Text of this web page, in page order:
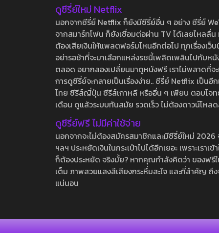
ดูซีรี่ย์ใหม่ Netflix
นอกจากซีรี่ย์ Netflix ก็ยังมีซีรี่ย์อื่น ๆ อย่าง ซีรี่ย์
จากสมาร์ทโฟน ก็ยังเชื่อมต่อผ่าน TV ได้เลยไหลลื่
ต้องเสียเงินให้แพลตฟอร์มไหนอีกต่อไป ทุกเรื่องเว็
อย่ารอช้าที่จะมาเลือกแหล่งรชนี้เพลิดเพลินไปกับห
ตลอด อยากลองเปลี่ยนมาดูหนังฟรี เราไม่พลาดที่
การดูซีรี่ย์จะกลายเป็นเรื่องง่าย.. ซีรี่ย์ Netflix เป็น
ไทย ซีรีส์ญี่ปุ่น ซีรีส์เกาหลี หรืออื่น ๆ เพียบ ตอบโจท
เดือน ดูแล้วระบบทันสมัย รวดเร็ว ไม่ต้องดาวน์โห
ดูซีรี่ย์ฟรี ไม่มีค่าใช้จ่าย
นอกจากจะไม่ต้องสมัครสมาชิกและมีซีรี่ย์ใหม่
ฯลฯ ประหยัดเงินในกระเป๋าไปได้อีกเยอะ เพราะเร
ก็ต้องประหยัด จริงมั้ย? หากคุณกำลังคิดว่า ของฟ
เต็ม ภาพสวยแสงสีเสียงกระหึ่มสะใจ และที่สำคัญ
แน่นอน